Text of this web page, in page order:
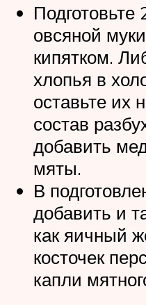
Подготовьте
овсяной
кипятком.
хлопья в
оставьте их
состав
добавить
мяты.
В
добавить и
как яичный
косточек
капли